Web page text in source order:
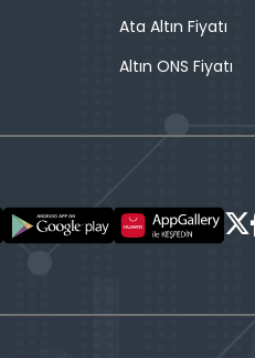
Ata Altın Fiyatı
Altın ONS Fiyatı